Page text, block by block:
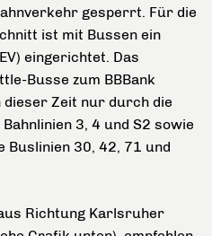
gesperrt. Für die
ist mit Bussen ein
eingerichtet. Das
Busse zum BBBank
Zeit nur durch die
3, 4 und S2 sowie
Buslinien 30, 42, 71 und
Richtung Karlsruher